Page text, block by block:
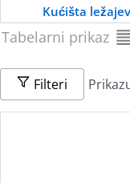
Kućišta
Tabelarni prikaz
Filteri